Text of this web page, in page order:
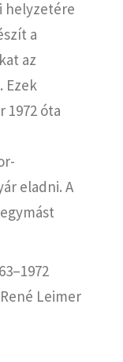
helyzetére
a
az
Ezek
1972 óta
eladni. A
Leimer